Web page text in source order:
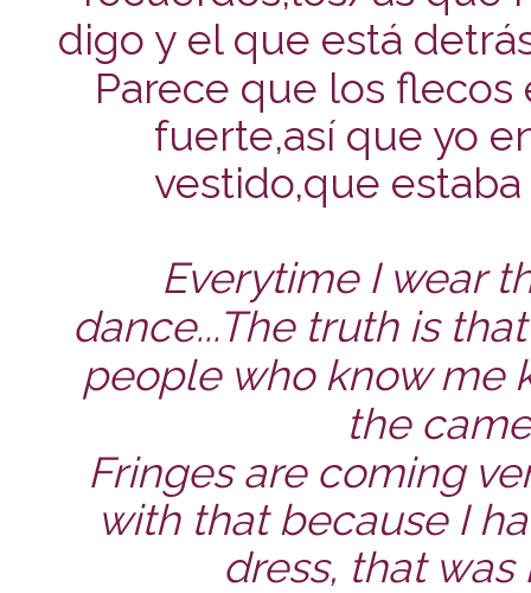
digo y el que está
Parece que los
fuerte,así que yo
vestido,que
Everytime I wear
dance...The truth is
people who know me
the
Fringes are coming
with that because I
dress, that